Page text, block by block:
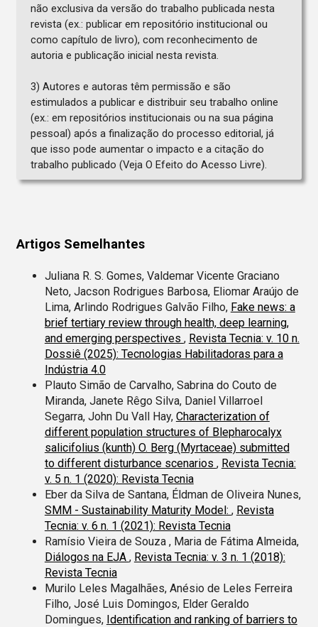
não exclusiva da versão do trabalho publicada nesta
revista (ex.: publicar em repositório institucional ou
como capítulo de livro), com reconhecimento de
autoria e publicação inicial nesta revista.
3) Autores e autoras têm permissão e são
estimulados a publicar e distribuir seu trabalho online
(ex.: em repositórios institucionais ou na sua página
pessoal) após a finalização do processo editorial, já
que isso pode aumentar o impacto e a citação do
trabalho publicado (Veja O Efeito do Acesso Livre).
Artigos Semelhantes
Juliana R. S. Gomes, Valdemar Vicente Graciano
Neto, Jacson Rodrigues Barbosa, Eliomar Araújo de
Lima, Arlindo Rodrigues Galvão Filho, Fake news: a
brief tertiary review through health, deep learning,
and emerging perspectives , Revista Tecnia: v. 10 n.
Dossiê (2025): Tecnologias Habilitadoras para a
Indústria 4.0
Plauto Simão de Carvalho, Sabrina do Couto de
Miranda, Janete Rêgo Silva, Daniel Villarroel
Segarra, John Du Vall Hay, Characterization of
different population structures of Blepharocalyx
salicifolius (kunth) O. Berg (Myrtaceae) submitted
to different disturbance scenarios , Revista Tecnia:
v. 5 n. 1 (2020): Revista Tecnia
Eber da Silva de Santana, Éldman de Oliveira Nunes,
SMM - Sustainability Maturity Model: , Revista
Tecnia: v. 6 n. 1 (2021): Revista Tecnia
Ramísio Vieira de Souza , Maria de Fátima Almeida,
Diálogos na EJA , Revista Tecnia: v. 3 n. 1 (2018):
Revista Tecnia
Murilo Leles Magalhães, Anésio de Leles Ferreira
Filho, José Luis Domingos, Elder Geraldo
Domingues, Identification and ranking of barriers to